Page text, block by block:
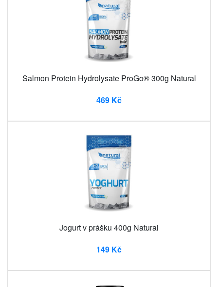
Salmon Protein Hydrolysate ProGo® 300g Natural
469 Kč
Jogurt v prášku 400g Natural
149 Kč